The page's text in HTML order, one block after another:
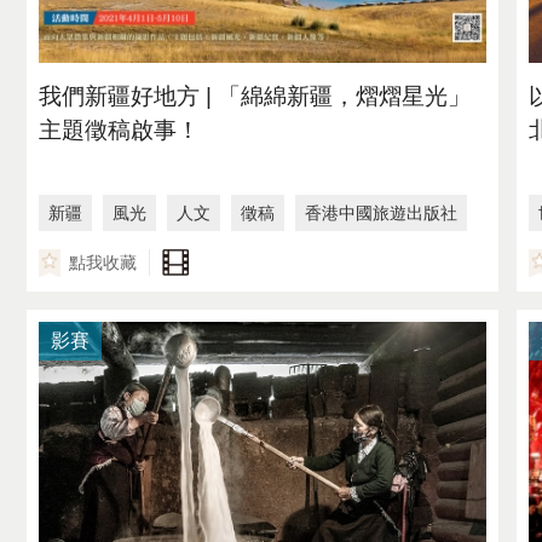
我們新疆好地方 | 「綿綿新疆，熠熠星光」
主題徵稿啟事！
新疆 風光 人文 徵稿 香港中國旅遊出版社
點我收藏
影賽